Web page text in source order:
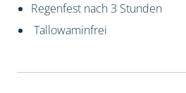
Regenfest nach 3 Stunden
Tallowaminfrei